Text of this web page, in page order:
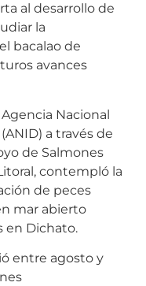
al desarrollo de
la
bacalao de
avances
Nacional
a través de
de Salmones
contempló la
de peces
mar abierto
en Dichato.
entre agosto y